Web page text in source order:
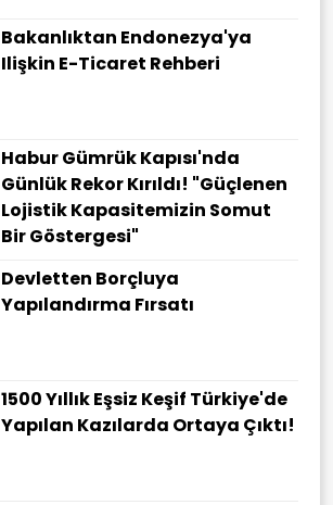
Bakanlıktan Endonezya'ya
Ilişkin E-Ticaret Rehberi
Habur Gümrük Kapısı'nda
Günlük Rekor Kırıldı! "Güçlenen
Lojistik Kapasitemizin Somut
Bir Göstergesi"
Devletten Borçluya
Yapılandırma Fırsatı
1500 Yıllık Eşsiz Keşif Türkiye'de
Yapılan Kazılarda Ortaya Çıktı!